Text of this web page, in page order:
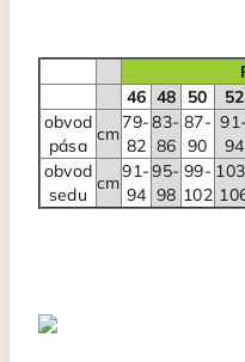
46 48 50 52
obvod
pása
cm
79-
82
83-
86
87-
90
91-
94
obvod
sedu
cm
91-
94
95-
98
99-
102